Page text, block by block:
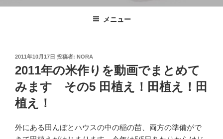
メニュー
投
稿
日:
2011年10月17日 投稿者: NORA
2011年の米作りを動画でまとめて
みます その5 田植え！田植え！田
植え！
外にある田んぼとハウスの中の稲の苗、両方の準備がで